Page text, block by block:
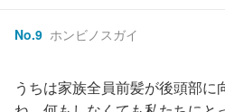
No.9 ホンビノスガイ
うちは家族全員前髪が後頭部に